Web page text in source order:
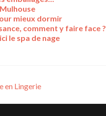
mieux dormir
comment y faire face ?
le spa de nage
en Lingerie